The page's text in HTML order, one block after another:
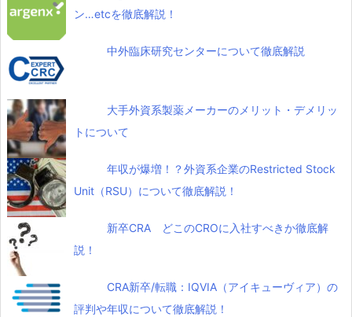
ン…etcを徹底解説！
中外臨床研究センターについて徹底解説
大手外資系製薬メーカーのメリット・デメリッ
トについて
年収が爆増！？外資系企業のRestricted Stock
Unit（RSU）について徹底解説！
新卒CRA どこのCROに入社すべきか徹底解
説！
CRA新卒/転職：IQVIA（アイキューヴィア）の
評判や年収について徹底解説！